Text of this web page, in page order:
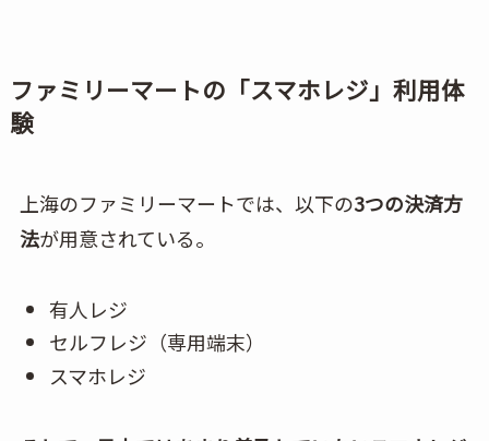
ファミリーマートの「スマホレジ」利用体
験
上海のファミリーマートでは、以下の3つの決済方
法が用意されている。
有人レジ
セルフレジ（専用端末）
スマホレジ